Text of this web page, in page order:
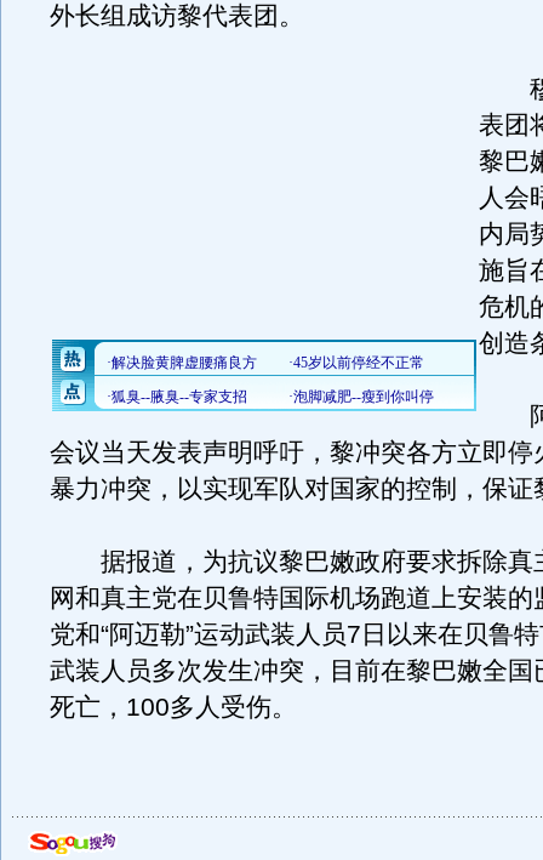
外长组成访黎代表团。
穆
表团
黎巴
人会
内局
施旨
危机
创造
阿
会议当天发表声明呼吁，黎冲突各方立即停
暴力冲突，以实现军队对国家的控制，保证
据报道，为抗议黎巴嫩政府要求拆除真
网和真主党在贝鲁特国际机场跑道上安装的
党和“阿迈勒”运动武装人员7日以来在贝鲁
武装人员多次发生冲突，目前在黎巴嫩全国
死亡，100多人受伤。